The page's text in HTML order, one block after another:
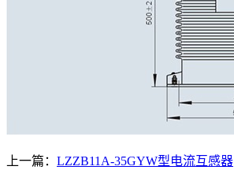
上一篇： LZZB11A-35GYW型电流互感器